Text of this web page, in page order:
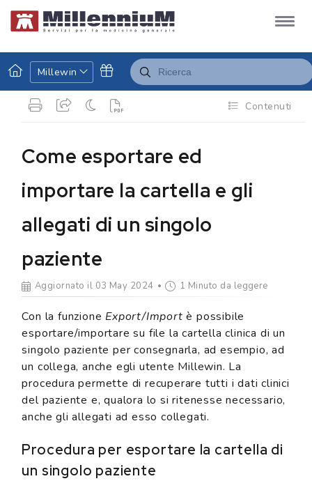
Millewin
Contenuti
Come esportare ed
importare la cartella e gli
allegati di un singolo
paziente
Aggiornato il 03 May 2024 1 Minuto da leggere
Con la funzione Export/Import è possibile
esportare/importare su file la cartella clinica di un
singolo paziente per consegnarla, ad esempio, ad
un collega, anche egli utente Millewin. La
procedura permette di recuperare tutti i dati clinici
del paziente e, qualora lo si ritenesse necessario,
anche gli allegati ad esso collegati.
Procedura per esportare la cartella di
un singolo paziente